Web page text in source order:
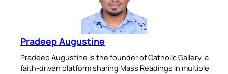
Pradeep Augustine
Pradeep Augustine is the founder of Catholic Gallery, a
faith-driven platform sharing Mass Readings in multiple